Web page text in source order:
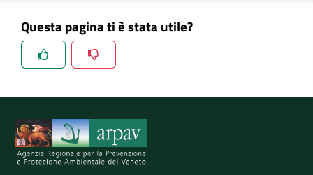
Questa pagina ti è stata utile?
Spiegaci perchè, e aiutaci a migliorare il servizio